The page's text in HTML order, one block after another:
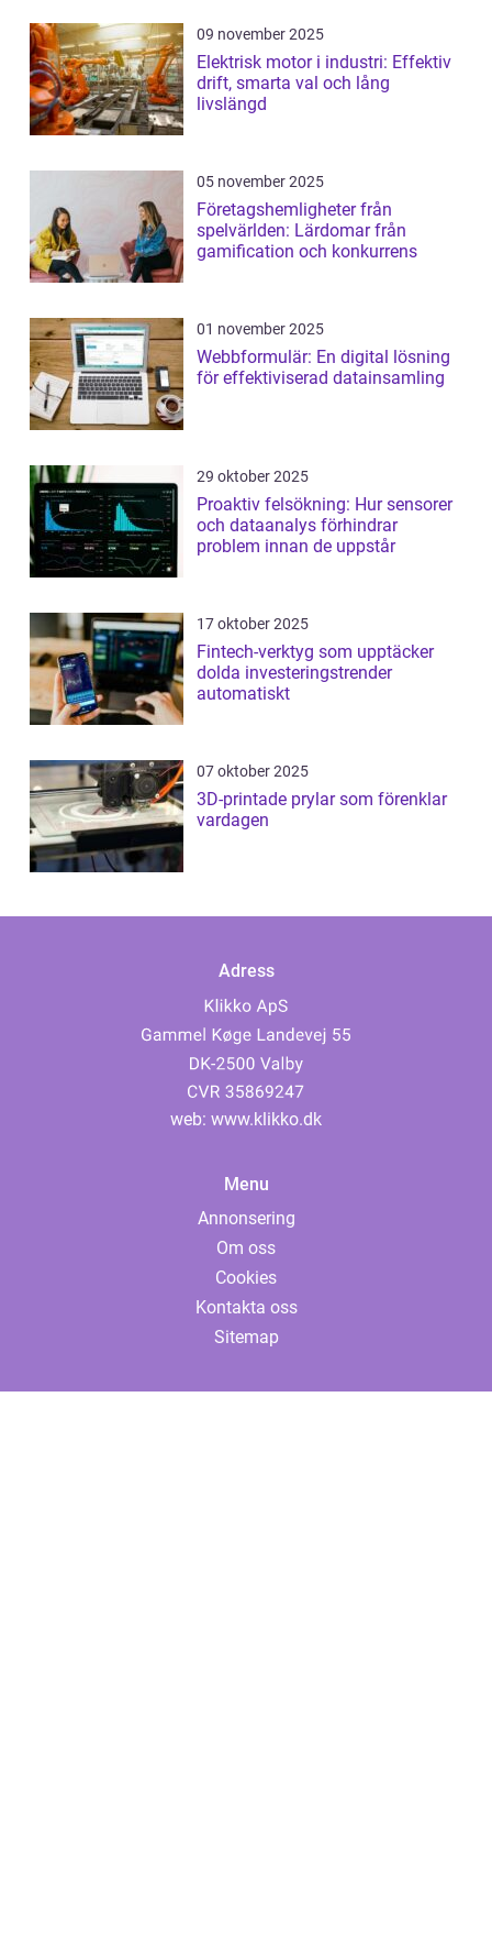
09 november 2025
Elektrisk motor i industri: Effektiv
drift, smarta val och lång
livslängd
05 november 2025
Företagshemligheter från
spelvärlden: Lärdomar från
gamification och konkurrens
01 november 2025
Webbformulär: En digital lösning
för effektiviserad datainsamling
29 oktober 2025
Proaktiv felsökning: Hur sensorer
och dataanalys förhindrar
problem innan de uppstår
17 oktober 2025
Fintech-verktyg som upptäcker
dolda investeringstrender
automatiskt
07 oktober 2025
3D-printade prylar som förenklar
vardagen
Adress
web: www.klikko.dk
Menu
Annonsering
Om oss
Cookies
Kontakta oss
Sitemap